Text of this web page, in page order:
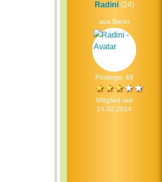
Radini(24)
aus Berlin
Postings: 49
Mitglied seit
14.02.2014